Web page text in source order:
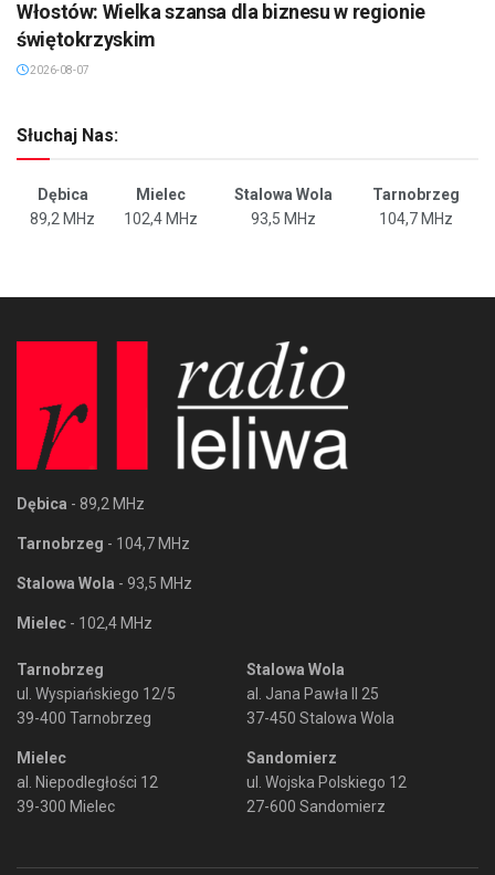
Włostów: Wielka szansa dla biznesu w regionie
świętokrzyskim
2026-08-07
Słuchaj Nas:
Dębica Mielec Stalowa Wola
Tarnobrzeg
89,2 MHz
102,4 MHz 93,5 MHz 104,7 MHz
Dębica - 89,2 MHz
Tarnobrzeg - 104,7 MHz
Stalowa Wola - 93,5 MHz
Mielec - 102,4 MHz
Tarnobrzeg
ul. Wyspiańskiego 12/5
39-400 Tarnobrzeg
Mielec
al. Niepodległości 12
39-300 Mielec
Stalowa Wola
al. Jana Pawła II 25
37-450 Stalowa Wola
Sandomierz
ul. Wojska Polskiego 12
27-600 Sandomierz